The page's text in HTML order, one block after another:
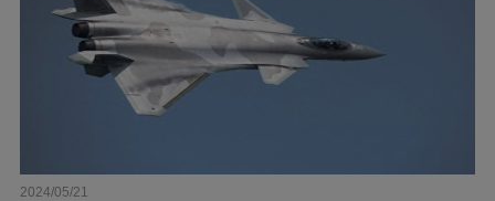
2024/05/21